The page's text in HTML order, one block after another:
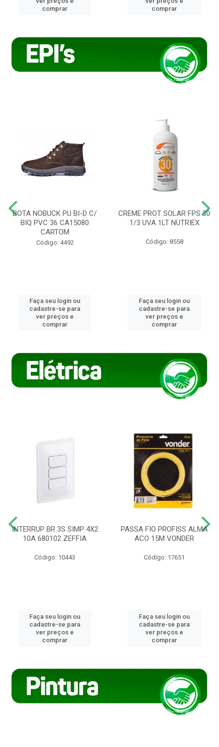
comprar
comprar
BOTA NOBUCK PU BI-D C/
BIQ PVC 36 CA15080
CARTOM
Código: 4492
Faça seu login ou
cadastre-se para
ver preços e
comprar
CREME PROT SOLAR FPS 30
1/3 UVA 1LT NUTRIEX
Código: 8558
Faça seu login ou
cadastre-se para
ver preços e
comprar
INTERRUP BR 3S SIMP 4X2
10A 680102 ZEFFIA
Código: 10443
Faça seu login ou
cadastre-se para
ver preços e
comprar
PASSA FIO PROFISS ALMA
ACO 15M VONDER
Código: 17651
Faça seu login ou
cadastre-se para
ver preços e
comprar